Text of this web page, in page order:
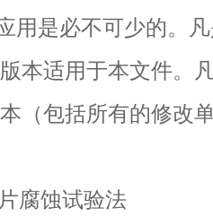
是必不可少的。凡
本适用于本文件。
（包括所有的修改
腐蚀试验法